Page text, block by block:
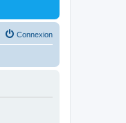
Connexion